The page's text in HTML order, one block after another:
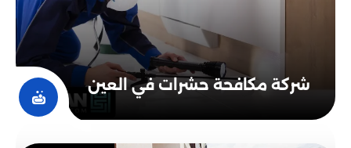
شركة مكافحة حشرات في العين